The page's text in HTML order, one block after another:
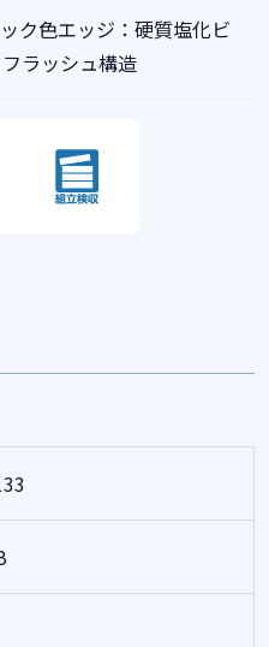
ク色エッジ：硬質塩化ビ
ラッシュ構造